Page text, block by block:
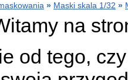
» Maski skala 1/32 »
na
od tego,